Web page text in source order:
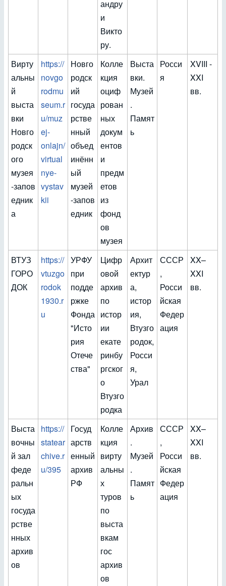
андру
и
Викто
ру.
Вирту
альны
й
выста
вки
Новго
родск
ого
музея
-запов
едник
а
https://
novgo
rodmu
seum.r
u/muz
ej-
onlajn/
virtual
nye-
vystav
kii
Новго
родск
ий
госуда
рстве
нный
объед
инённ
ый
музей
-запов
едник
Колле
кция
оциф
рован
ных
докум
ентов
и
предм
етов
из
фонд
ов
музея
Выста
вки.
Музей
.
Памят
ь
Росси
я
XVIII -
XXI
вв.
ВТУЗ
ГОРО
ДОК
https://
vtuzgo
rodok
1930.r
u
УРФУ
при
подде
ржке
Фонда
"Исто
рия
Отече
ства"
Цифр
овой
архив
по
истор
ии
екате
ринбу
ргског
о
Втузго
родка
Архит
ектур
а,
истор
ия,
Втузго
родок,
Росси
я,
Урал
СССР
,
Росси
йская
Федер
ация
XX–
XXI
вв.
Выста
вочны
й зал
феде
ральн
ых
госуда
рстве
нных
архив
ов
https://
statear
chive.r
u/395
Госуд
арств
енный
архив
РФ
Колле
кция
вирту
альны
х
туров
по
выста
вкам
гос
архив
ов
Архив
.
Музей
.
Памят
ь
СССР
,
Росси
йская
Федер
ация
XX–
XXI
вв.